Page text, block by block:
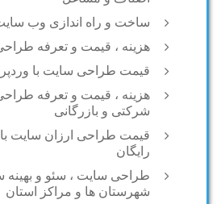
ساخت و راه اندازی وب
هزینه ، قیمت و تعرفه
قیمت طراحی سایت با
هزینه ، قیمت و تعرفه
شرکتی و بازرگانی
قیمت طراحی ارزان سایت
رایگان
طراحی سایت ، سئو و بهینه
شهرستان ها و مراکز استان